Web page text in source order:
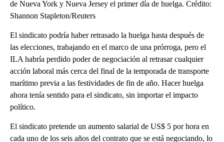
de Nueva York y Nueva Jersey el primer día de huelga. Crédito:
Shannon Stapleton/Reuters
El sindicato podría haber retrasado la huelga hasta después de
las elecciones, trabajando en el marco de una prórroga, pero el
ILA habría perdido poder de negociación al retrasar cualquier
acción laboral más cerca del final de la temporada de transporte
marítimo previa a las festividades de fin de año. Hacer huelga
ahora tenía sentido para el sindicato, sin importar el impacto
político.
El sindicato pretende un aumento salarial de US$ 5 por hora en
cada uno de los seis años del contrato que se está negociando, lo